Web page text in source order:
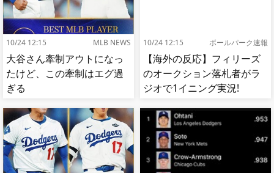
10/24 12:15 MLB NEWS
大谷さん牽制アウトになっ
たけど、この牽制はエグ過
ぎる
10/24 12:15 ボールパーク速報
【海外の反応】フィリーズ
のオークション落札者がラ
ジオで1イニング実況!